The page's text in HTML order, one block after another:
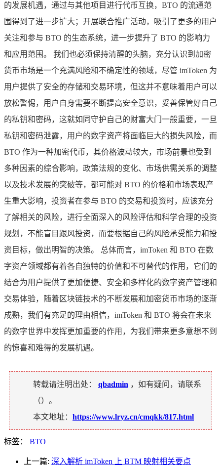
的发展机遇，通过与其他项目进行代币互换，BTO 的流通范
围得到了进一步扩大；开展联合推广活动，吸引了更多的用户
关注和参与 BTO 的生态系统，进一步提升了 BTO 的影响力
和应用范围。 我们也必须保持清醒的头脑，充分认识到加密
货币市场是一个充满风险和不确定性的领域，尽管 imToken 为
用户提供了安全的存储和交易环境，但这并不意味着用户可以
放松警惕，用户自身需要不断提高安全意识，妥善保管好自己
的私钥和密码，这就如同守护自己的财富大门一般重要，一旦
私钥和密码泄露，用户的数字资产将面临巨大的损失风险，而
BTO 作为一种加密代币，其价格波动较大，市场前景也受到
多种因素的综合影响，政策法规的变化、市场供需关系的调整
以及技术发展的突破等，都可能对 BTO 的价格和市场表现产
生重大影响，投资者在参与 BTO 的交易和投资时，应该充分
了解相关的风险，进行全面深入的风险评估和科学合理的投资
规划，不能盲目跟风投资，而要根据自己的风险承受能力和投
资目标，做出明智的决策。 总体而言，imToken 和 BTO 在数
字资产领域都有着各自独特的价值和不可替代的作用，它们的
结合为用户提供了更加便捷、安全和多样化的数字资产管理和
交易体验，随着区块链技术的不断发展和加密货币市场的逐渐
成熟，我们有充足的理由相信，imToken 和 BTO 将会在未来
的数字世界中发挥更加重要的作用，为我们带来更多意想不到
的惊喜和难得的发展机遇。
转载请注明出处： qbadmin ，如有疑问，请联系
（）。
本文地址： https://www.lryz.cn/cmqkk/817.html
标签： BTO
上一篇: 深入解析 imToken 上 BTM 映射相关要点